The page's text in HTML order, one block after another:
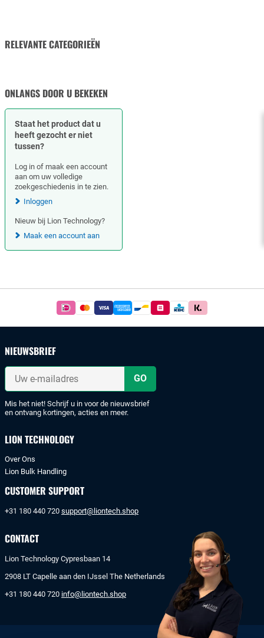
RELEVANTE CATEGORIEËN
KOPPELINGEN &
ONLANGS DOOR U BEKEKEN
Staat het product dat u
heeft gezocht er niet
tussen?
Log in of maak een account
aan om uw volledige
zoekgeschiedenis in te zien.
Inloggen
Nieuw bij Lion Technology?
Maak een account aan
Betaal
iDeal
of
bankoverschrijving.
NIEUWSBRIEF
Uw
mailadres
Mis het niet! Schrijf u in voor de nieuwsbrief
en ontvang kortingen, acties en meer.
LION TECHNOLOGY
Over Ons
Lion Bulk Handling
CUSTOMER SUPPORT
+31 180 440 720 support@liontech.shop
CONTACT
Lion Technology Cypresbaan 14
2908 LT Capelle aan den IJssel The Netherlands
+31 180 440 720 info@liontech.shop